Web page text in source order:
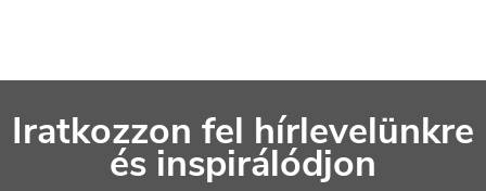
áIratkozzon fel hírlevelünkre
és inspirálódjon